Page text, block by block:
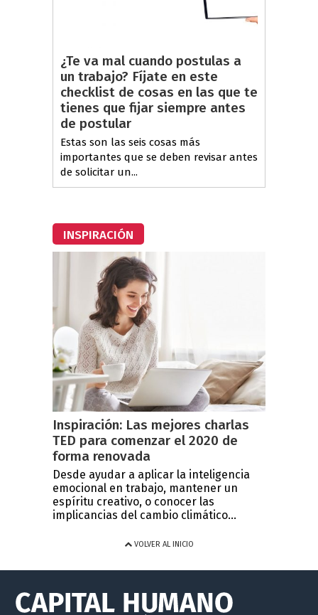
¿Te va mal cuando postulas a
un trabajo? Fíjate en este
checklist de cosas en las que te
tienes que fijar siempre antes
de postular
Estas son las seis cosas más
importantes que se deben revisar antes
de solicitar un...
INSPIRACIÓN
Inspiración: Las mejores charlas
TED para comenzar el 2020 de
forma renovada
Desde ayudar a aplicar la inteligencia
emocional en trabajo, mantener un
espíritu creativo, o conocer las
implicancias del cambio climático...
VOLVER AL INICIO